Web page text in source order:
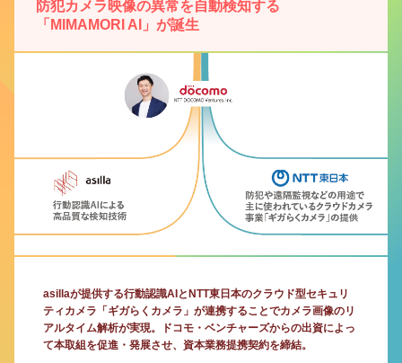
防犯カメラ映像の異常を自動検知する
「MIMAMORI AI」が誕生
asillaが提供する行動認識AIとNTT東日本のクラウド型セキュリ
ティカメラ「ギガらくカメラ」が連携することでカメラ画像のリ
アルタイム解析が実現。ドコモ・ベンチャーズからの出資によっ
て本取組を促進・発展させ、資本業務提携契約を締結。